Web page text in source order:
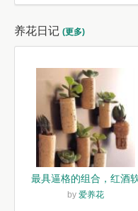
养花日记 (更多)
最具逼格的组合，红酒
木塞diy多肉植物盆栽
by 爱养花